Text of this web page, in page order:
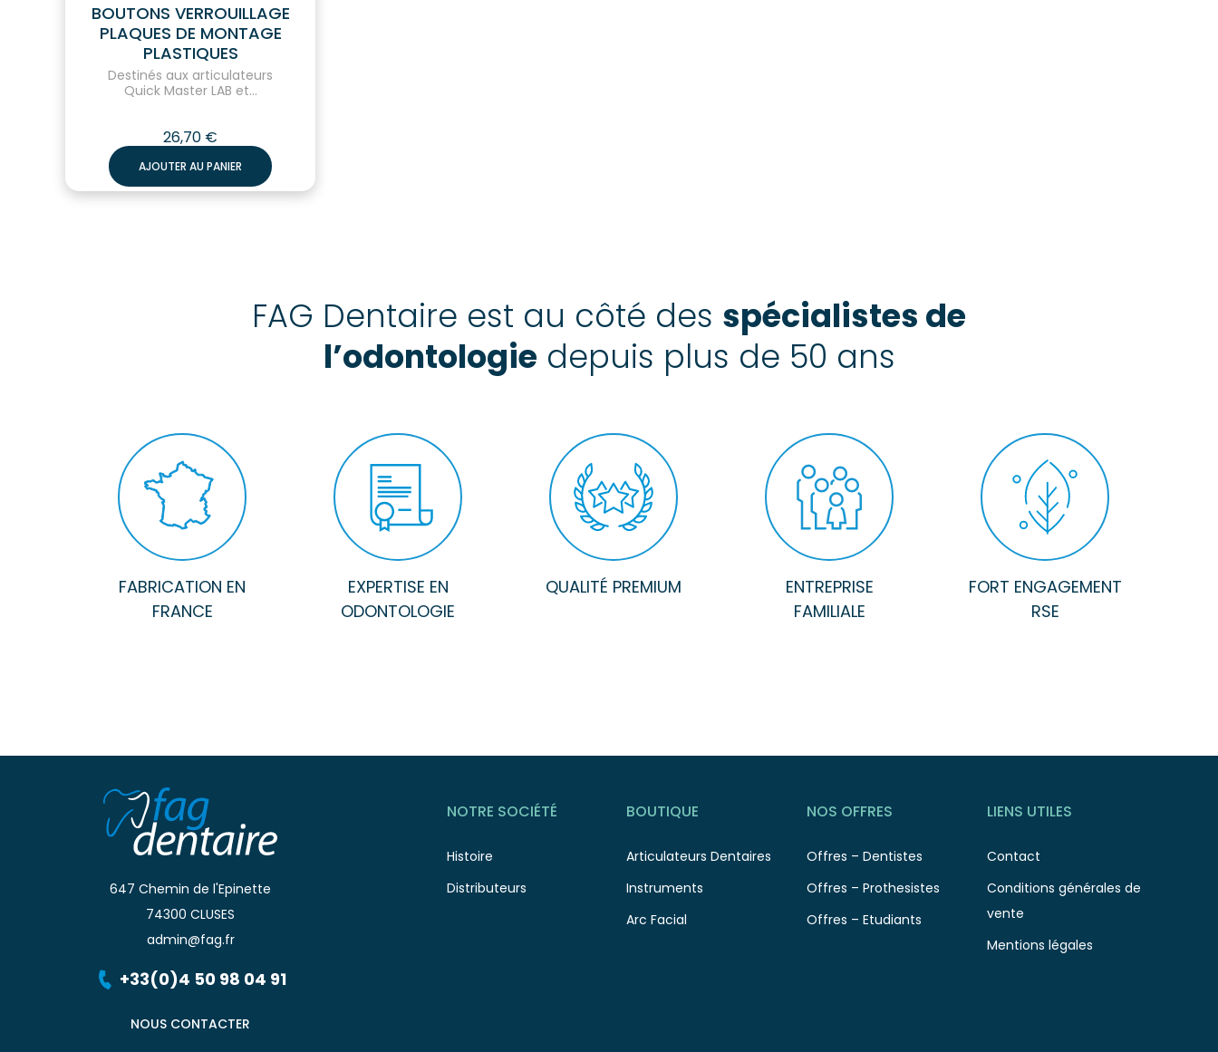
BOUTONS VERROUILLAGE
PLAQUES DE MONTAGE
PLASTIQUES
Destinés aux articulateurs
Quick Master LAB et...
26,70 €
AJOUTER AU PANIER
FAG Dentaire est au côté des spécialistes de
l’odontologie depuis plus de 50 ans
FABRICATION EN
FRANCE
EXPERTISE EN
ODONTOLOGIE
QUALITÉ PREMIUM
ENTREPRISE
FAMILIALE
FORT ENGAGEMENT
RSE
647 Chemin de l'Epinette
74300 CLUSES
admin@fag.fr
+33(0)4 50 98 04 91
NOUS CONTACTER
NOTRE SOCIÉTÉ
Histoire
Distributeurs
BOUTIQUE
Articulateurs Dentaires
Instruments
Arc Facial
NOS OFFRES
Offres – Dentistes
Offres – Prothesistes
Offres – Etudiants
LIENS UTILES
Contact
Conditions générales de
vente
Mentions légales